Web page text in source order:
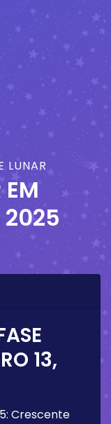
LUNAR
EM
2025
13,
: Crescente